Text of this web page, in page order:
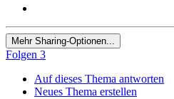
Mehr Sharing-Optionen...
Folgen 3
Auf dieses Thema antworten
Neues Thema erstellen